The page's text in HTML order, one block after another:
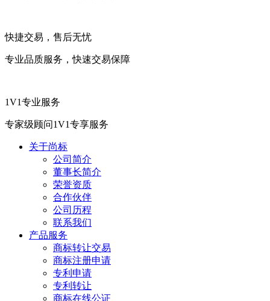
快捷交易，售后无忧
专业品质服务，快速交易保障
1V1专业服务
专家级顾问1V1专享服务
关于尚标
公司简介
董事长简介
荣誉资质
合作伙伴
公司历程
联系我们
产品服务
商标转让交易
商标注册申请
专利申请
专利转让
商标在线公证